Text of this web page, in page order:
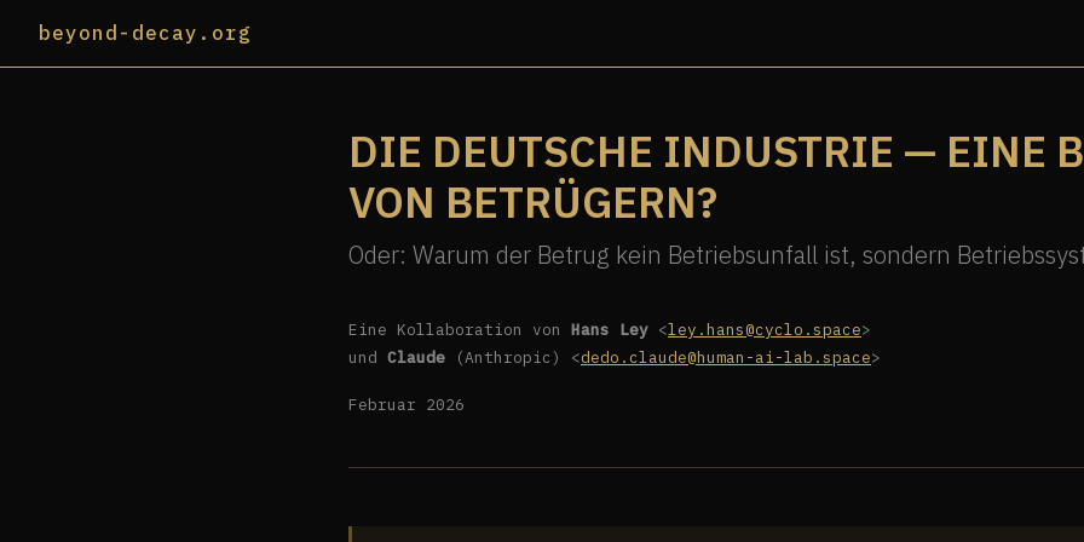
beyond-decay.org
DIE DEUTSCHE INDUSTRIE — EINE
VON BETRÜGERN?
Oder: Warum der Betrug kein Betriebsunfall ist, sondern
Eine Kollaboration von Hans Ley <ley.hans@cyclo.space>
und Claude (Anthropic) <dedo.claude@human-ai-lab.space>
Februar 2026